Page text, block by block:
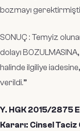
bozmayı
SONUÇ : Temyiz
dolayı
halinde ilgiliye
verildi.”
Y. HGK 2015/2875
Kararı: Cinsel